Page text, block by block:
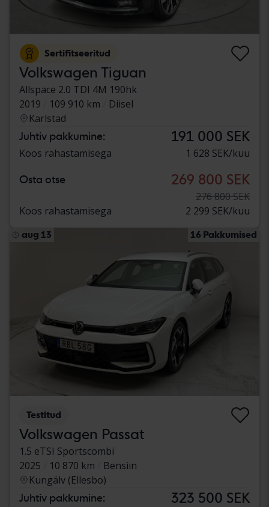
Sertifitseeritud
Volkswagen Tiguan
Allspace 2.0 TDI 4M 190hk
2019
109 910 km
Diisel
Karlstad
Juhtiv pakkumine: 191 000 SEK
Koos rahastamisega 1 628 SEK/kuu
Osta otse 269 800 SEK
276 800 SEK
Koos rahastamisega
2 299 SEK/kuu
aug 13 16 Pakkumised
Testitud
Volkswagen Passat
1.5 eTSI Sportscombi
2025
10 870 km
Bensiin
Kungälv (Ellesbo)
Juhtiv pakkumine: 323 500 SEK